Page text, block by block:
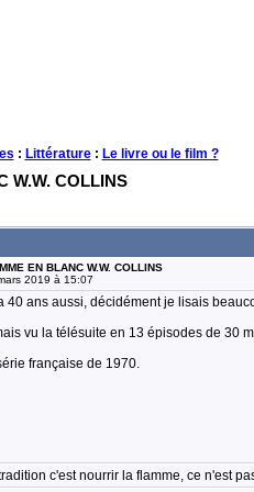
: Littérature: Le livre ou le film ?
W.W. COLLINS
EN BLANC W.W. COLLINS
2019 à 15:07
40 ans aussi, décidément je lisais
vu la télésuite en 13 épisodes de 30
française de 1970.
c'est nourrir la flamme, ce n'est